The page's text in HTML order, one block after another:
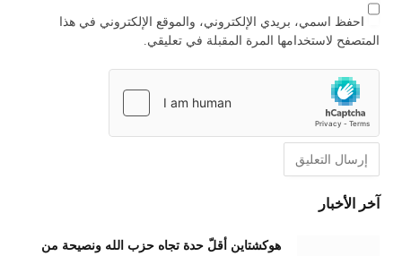
احفظ اسمي، بريدي الإلكتروني، والموقع الإلكتروني في هذا
المتصفح لاستخدامها المرة المقبلة في تعليقي.
آخر الأخبار
هوكشتاين أقلّ حدة تجاه حزب الله ونصيحة من